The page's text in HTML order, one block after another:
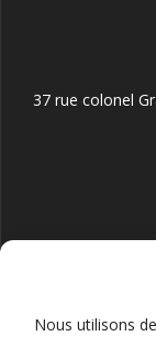
Nous utilisons
37 rue colonel